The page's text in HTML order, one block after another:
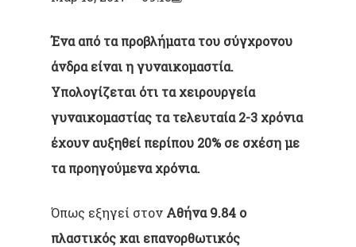
Ένα από τα προβλήματα του σύγχρονου
άνδρα είναι η γυναικομαστία.
Υπολογίζεται ότι τα χειρουργεία
γυναικομαστίας τα τελευταία 2-3 χρόνια
έχουν αυξηθεί περίπου 20% σε σχέση με
τα προηγούμενα χρόνια.
Όπως εξηγεί στον Αθήνα 9.84 ο
πλαστικός και επανορθωτικός